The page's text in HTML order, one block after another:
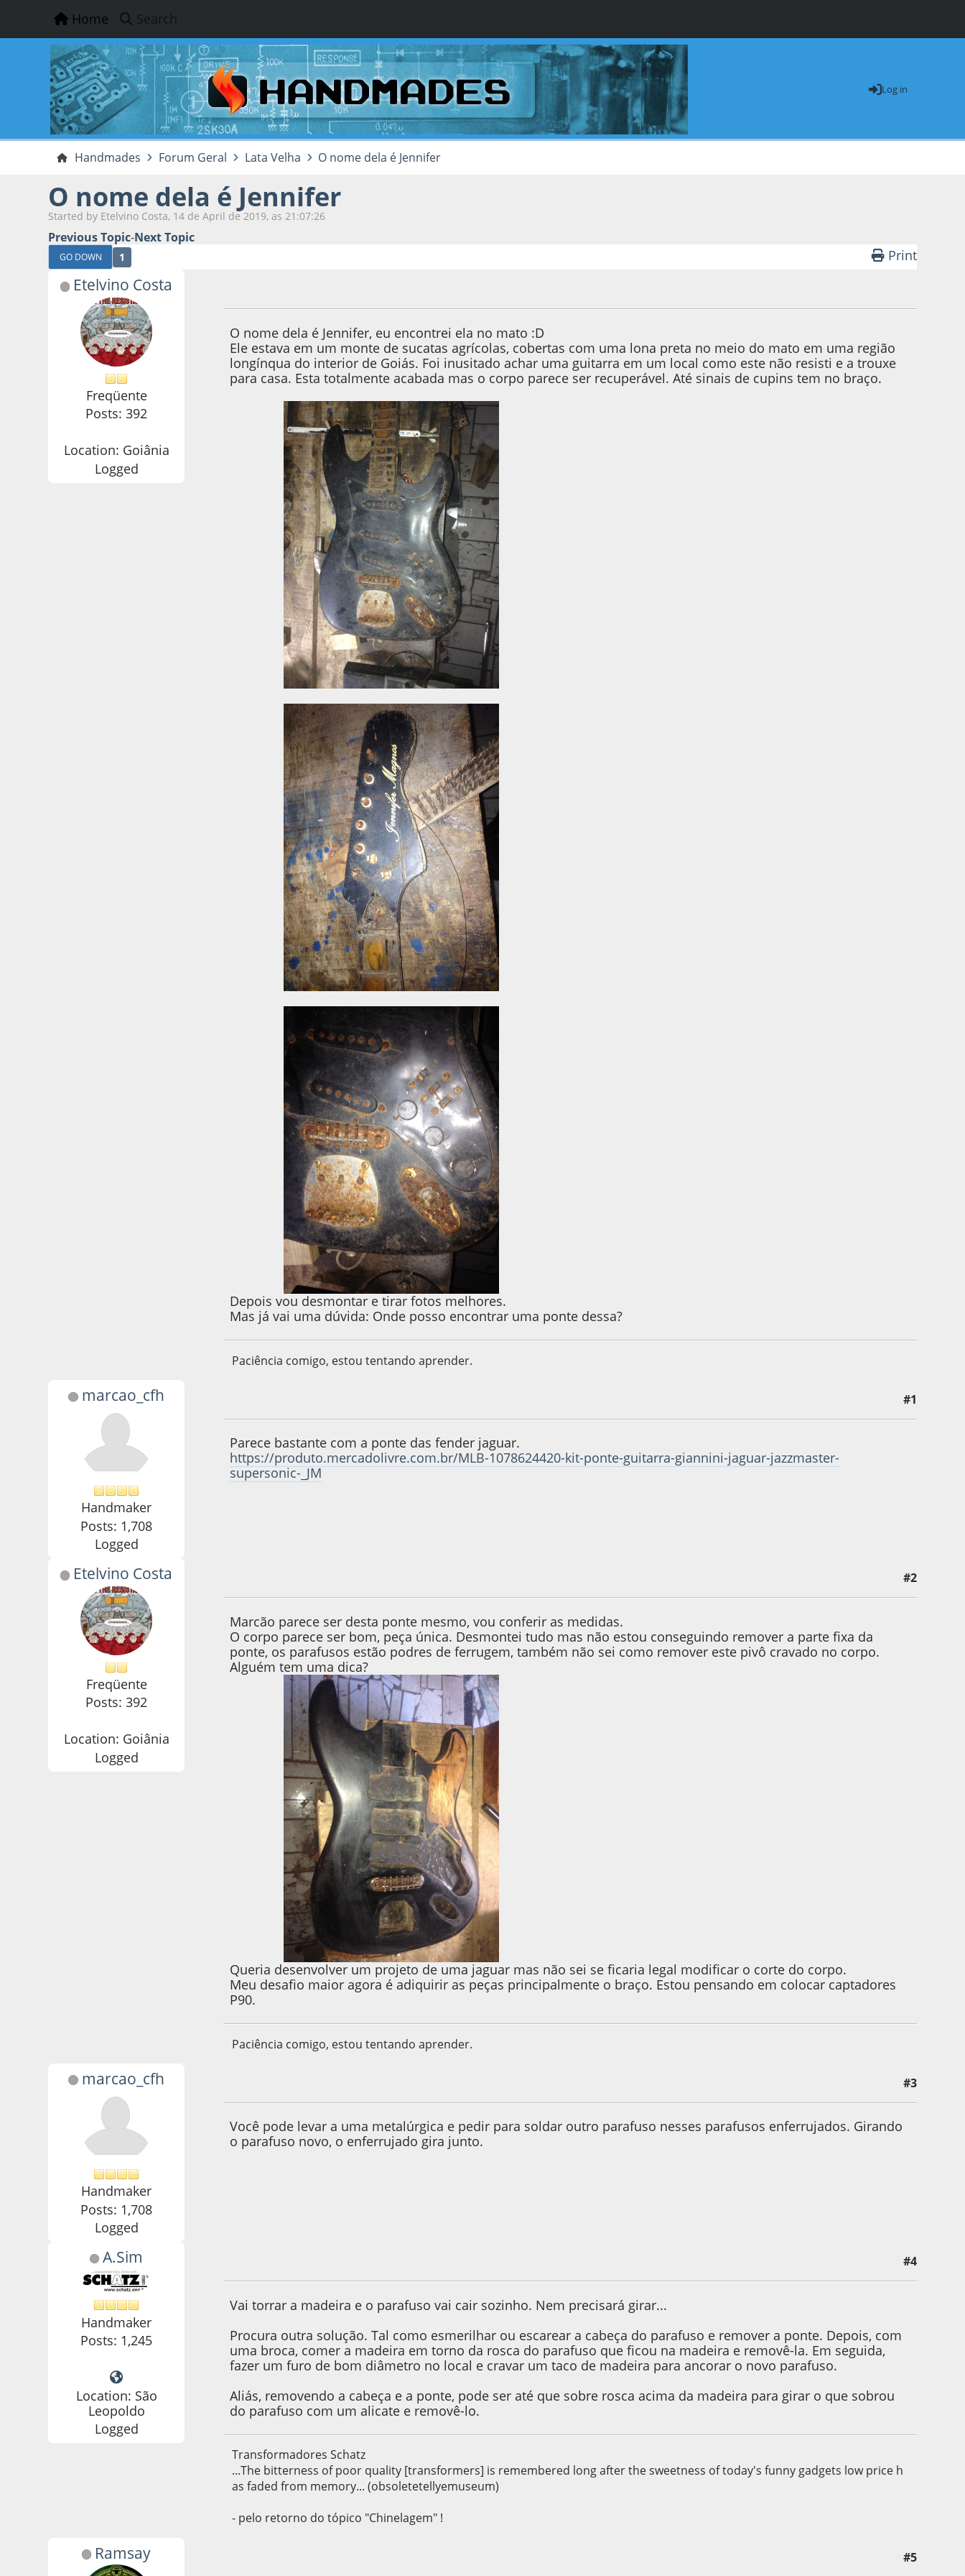
Home Search
Log in
Handmades Forum Geral Lata Velha O nome dela é Jennifer
O nome dela é Jennifer
Started by Etelvino Costa, 14 de April de 2019, as 21:07:26
Previous Topic-Next Topic
GO DOWN 1 Print
Etelvino Costa
Freqüente
Posts: 392
Location: Goiânia
Logged
O nome dela é Jennifer, eu encontrei ela no mato :D
Ele estava em um monte de sucatas agrícolas, cobertas com uma lona preta no meio do mato em uma região
longínqua do interior de Goiás. Foi inusitado achar uma guitarra em um local como este não resisti e a trouxe
para casa. Esta totalmente acabada mas o corpo parece ser recuperável. Até sinais de cupins tem no braço.
Depois vou desmontar e tirar fotos melhores.
Mas já vai uma dúvida: Onde posso encontrar uma ponte dessa?
Paciência comigo, estou tentando aprender.
marcao_cfh
Handmaker
Posts: 1,708
Logged
#1
Parece bastante com a ponte das fender jaguar.
https://produto.mercadolivre.com.br/MLB-1078624420-kit-ponte-guitarra-giannini-jaguar-jazzmaster-
supersonic-_JM
Etelvino Costa
Freqüente
Posts: 392
Location: Goiânia
Logged
#2
Marcão parece ser desta ponte mesmo, vou conferir as medidas.
O corpo parece ser bom, peça única. Desmontei tudo mas não estou conseguindo remover a parte fixa da
ponte, os parafusos estão podres de ferrugem, também não sei como remover este pivô cravado no corpo.
Alguém tem uma dica?
Queria desenvolver um projeto de uma jaguar mas não sei se ficaria legal modificar o corte do corpo.
Meu desafio maior agora é adiquirir as peças principalmente o braço. Estou pensando em colocar captadores
P90.
Paciência comigo, estou tentando aprender.
marcao_cfh
Handmaker
Posts: 1,708
Logged
#3
Você pode levar a uma metalúrgica e pedir para soldar outro parafuso nesses parafusos enferrujados. Girando
o parafuso novo, o enferrujado gira junto.
A.Sim
Handmaker
Posts: 1,245
Location: São
Leopoldo
Logged
#4
Vai torrar a madeira e o parafuso vai cair sozinho. Nem precisará girar...
Procura outra solução. Tal como esmerilhar ou escarear a cabeça do parafuso e remover a ponte. Depois, com
uma broca, comer a madeira em torno da rosca do parafuso que ficou na madeira e removê-la. Em seguida,
fazer um furo de bom diâmetro no local e cravar um taco de madeira para ancorar o novo parafuso.
Aliás, removendo a cabeça e a ponte, pode ser até que sobre rosca acima da madeira para girar o que sobrou
do parafuso com um alicate e removê-lo.
Transformadores Schatz
...The bitterness of poor quality [transformers] is remembered long after the sweetness of today's funny gadgets low price h
as faded from memory... (obsoletetellyemuseum)
- pelo retorno do tópico "Chinelagem" !
Ramsay #5